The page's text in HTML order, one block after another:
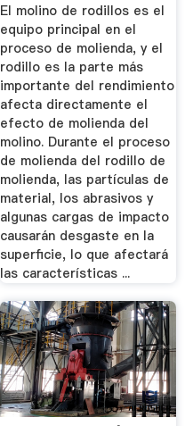
El molino de rodillos es el
equipo principal en el
proceso de molienda, y el
rodillo es la parte más
importante del rendimiento
afecta directamente el
efecto de molienda del
molino. Durante el proceso
de molienda del rodillo de
molienda, las partículas de
material, los abrasivos y
algunas cargas de impacto
causarán desgaste en la
superficie, lo que afectará
las características ...